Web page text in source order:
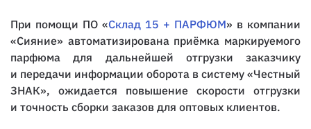
При помощи ПО «Склад 15 + ПАРФЮМ» в компании
«Сияние» автоматизирована приёмка маркируемого
парфюма для дальнейшей отгрузки заказчику
и передачи информации оборота в систему «Честный
ЗНАК», ожидается повышение скорости отгрузки
и точность сборки заказов для оптовых клиентов.